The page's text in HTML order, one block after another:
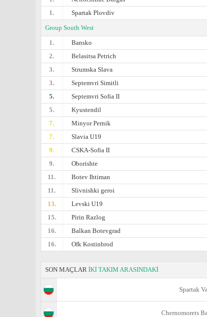
1.
Spartak Plovdiv
Group South West
1.
Bansko
2.
Belasitsa Petrich
3.
Strumska Slava
3.
Septemvri Simitli
5.
Septemvri Sofia II
5.
Kyustendil
7.
Minyor Pernik
7.
Slavia U19
9.
CSKA-Sofiа II
9.
Oborishte
11.
Botev Ihtiman
11.
Slivnishki geroi
13.
Levski U19
15.
Pirin Razlog
16.
Balkan Botevgrad
16.
Ofk Kostinbrod
SON MAÇLAR İKİ TAKIM ARASINDAKİ
Spartak
Chernomorets